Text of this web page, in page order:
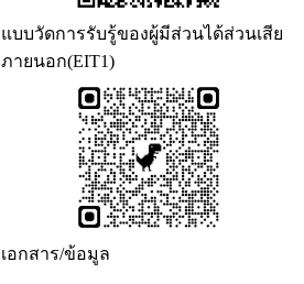
แบบวัดการรับรู้ของผู้มีส่วนได้ส่วนเสีย
ภายนอก(EIT1)
เอกสาร/ข้อมูล